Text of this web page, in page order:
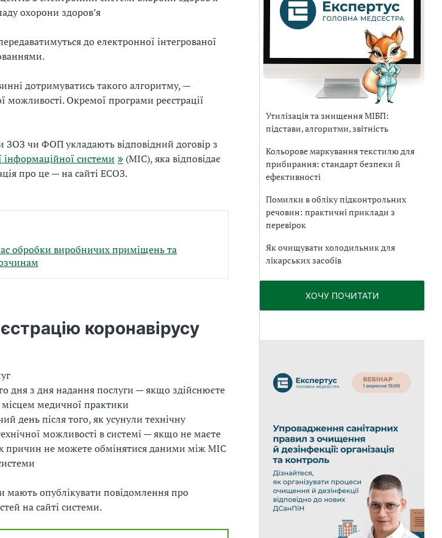
охорони здоров’я
до електронної інтегрованої
дотримуватись такого алгоритму, —
можливості. Окремої програми реєстрації
ЗОЗ чи ФОП укладають відповідний договір з
системи
(МІС), яка відповідає
про це — на сайті ЕСОЗ.
обробки виробничих приміщень та
коронавірусу
дня з дня надання послуги — якщо здійснюєте
медичної практики
день після того, як усунули технічну
можливості в системі — якщо не маєте
причин не можете обмінятися даними між МІС
мають опублікувати повідомлення про
на сайті системи.
Утилізація та знищення МІБП:
підстави, алгоритми, звітність
Кольорове маркування текстилю для
прибирання: стандарт безпеки й
ефективності
Помилки в обліку підконтрольних
речовин: практичні приклади з
перевірок
Як очищувати холодильник для
лікарських засобів
ХОЧУ ПОЧИТАТИ